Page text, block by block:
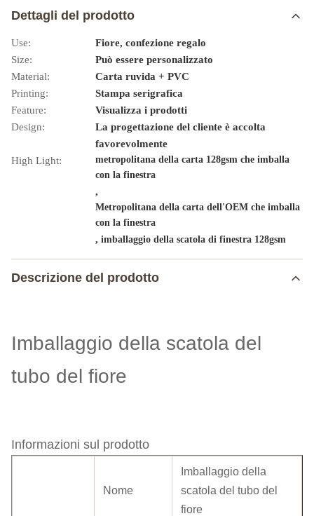
Dettagli del prodotto
Use:
Fiore, confezione regalo
Size:
Può essere personalizzato
Material:
Carta ruvida + PVC
Printing:
Stampa serigrafica
Feature:
Visualizza i prodotti
Design:
La progettazione del cliente è accolta
favorevolmente
High Light:
metropolitana della carta 128gsm che imballa
con la finestra
,
Metropolitana della carta dell'OEM che imballa
con la finestra
, imballaggio della scatola di finestra 128gsm
Descrizione del prodotto
Imballaggio della scatola del
tubo del fiore
Informazioni sul prodotto
Nome
Imballaggio della
scatola del tubo del
fiore